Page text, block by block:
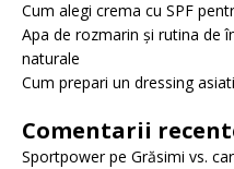
Cum alegi crema cu SPF
Apa de rozmarin și rutina de
naturale
Cum prepari un dressing
Comentarii
Sportpowerpe Grăsimi vs.